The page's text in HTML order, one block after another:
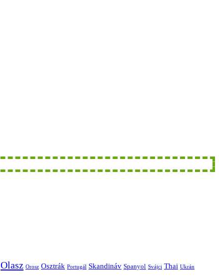
Olasz Orosz Osztrák Portugál Skandináv Spanyol Svájci Thai Ukrán